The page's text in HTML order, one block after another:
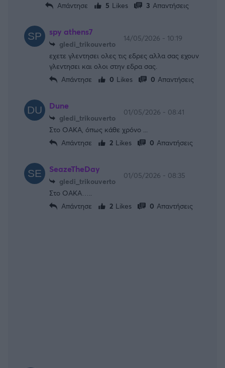
Απάντησε
5 Likes 3 Απαντήσεις
spy athens7
gledi_trikouverto
14/05/2026 - 10:19
εχετε γλεντησει ολες τις εδρες αλλα σας εχουν
γλεντησει και ολοι στην εδρα σας.
Απάντησε
0 Likes 0 Απαντήσεις
Dune
gledi_trikouverto
01/05/2026 - 08:41
Στο ΟΑΚΑ, όπως κάθε χρόνο ...
Απάντησε
2 Likes 0 Απαντήσεις
SeazeTheDay
gledi_trikouverto
01/05/2026 - 08:35
Στο ΟΑΚΑ…..
Απάντησε
2 Likes 0 Απαντήσεις